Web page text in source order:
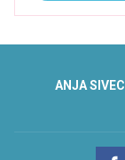
ANJA SIVEC